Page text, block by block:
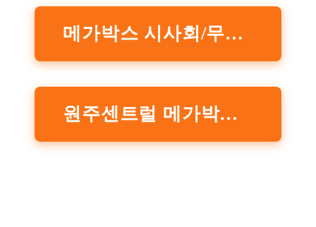
메가박스 시사회/무대인사 이벤트 정보
원주센트럴 메가박스 실시간 길찾기